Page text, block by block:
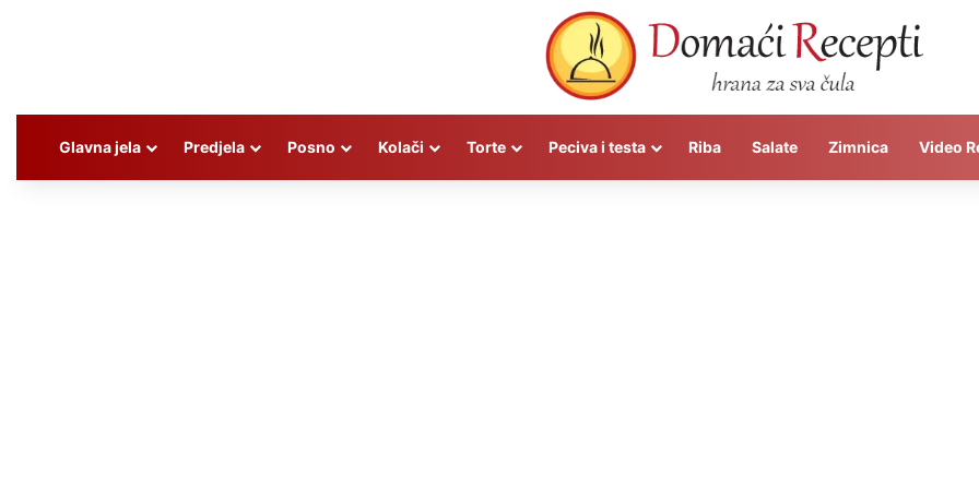
Glavna jela Predjela Posno Kolači Torte Peciva i testa Riba Salate Zimnica Video